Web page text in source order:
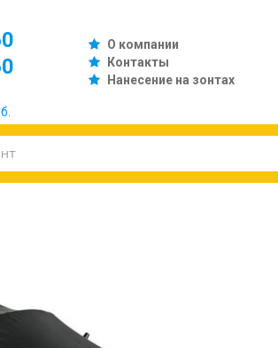
О компании
Контакты
Нанесение на зонтах